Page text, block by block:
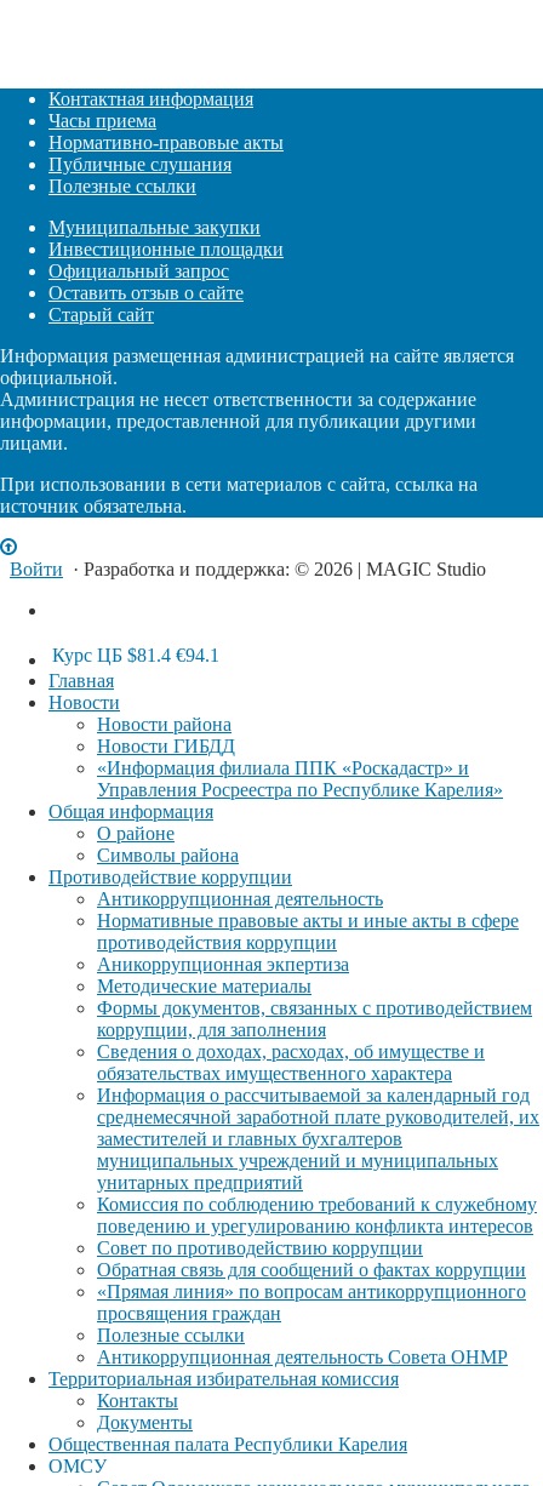
Контактная информация
Часы приема
Нормативно-правовые акты
Публичные слушания
Полезные ссылки
Муниципальные закупки
Инвестиционные площадки
Официальный запрос
Оставить отзыв о сайте
Старый сайт
Информация размещенная администрацией на сайте является
официальной.
Администрация не несет ответственности за содержание
информации, предоставленной для публикации другими
лицами.
При использовании в сети материалов с сайта, ссылка на
источник обязательна.
Войти · Разработка и поддержка: © 2026 | MAGIC Studio
Курс ЦБ $81.4 €94.1
Главная
Новости
Новости района
Новости ГИБДД
«Информация филиала ППК «Роскадастр» и
Управления Росреестра по Республике Карелия»
Общая информация
О районе
Символы района
Противодействие коррупции
Антикоррупционная деятельность
Нормативные правовые акты и иные акты в сфере
противодействия коррупции
Аникоррупционная экпертиза
Методические материалы
Формы документов, связанных с противодействием
коррупции, для заполнения
Сведения о доходах, расходах, об имуществе и
обязательствах имущественного характера
Информация о рассчитываемой за календарный год
среднемесячной заработной плате руководителей, их
заместителей и главных бухгалтеров
муниципальных учреждений и муниципальных
унитарных предприятий
Комиссия по соблюдению требований к служебному
поведению и урегулированию конфликта интересов
Совет по противодействию коррупции
Обратная связь для сообщений о фактах коррупции
«Прямая линия» по вопросам антикоррупционного
просвящения граждан
Полезные ссылки
Антикоррупционная деятельность Совета ОНМР
Территориальная избирательная комиссия
Контакты
Документы
Общественная палата Республики Карелия
ОМСУ